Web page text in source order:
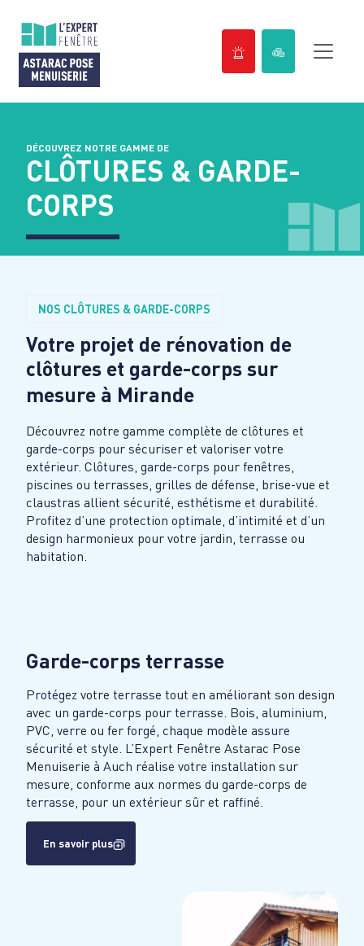
contenuDÉCOUVREZ NOTRE GAMME DE
CLÔTURES & GARDE-
CORPS
NOS CLÔTURES & GARDE-CORPS
Votre projet de rénovation de
clôtures et garde-corps sur
mesure à Mirande
Découvrez notre gamme complète de clôtures et
garde-corps pour sécuriser et valoriser votre
extérieur. Clôtures, garde-corps pour fenêtres,
piscines ou terrasses, grilles de défense, brise-vue et
claustras allient sécurité, esthétisme et durabilité.
Profitez d’une protection optimale, d’intimité et d’un
design harmonieux pour votre jardin, terrasse ou
habitation.
Garde-corps terrasse
Protégez votre terrasse tout en améliorant son design
avec un garde-corps pour terrasse. Bois, aluminium,
PVC, verre ou fer forgé, chaque modèle assure
sécurité et style. L’Expert Fenêtre Astarac Pose
Menuiserie à Auch réalise votre installation sur
mesure, conforme aux normes du garde-corps de
terrasse, pour un extérieur sûr et raffiné.
En savoir plus